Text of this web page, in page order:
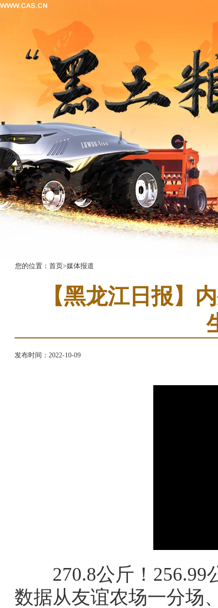
您的位置： 首页>媒体报道
【黑龙江日报】
发布时间：2022-10-09
270.8公斤！256.99
数据从友谊农场一分场